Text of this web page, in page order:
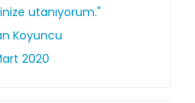
utanıyorum."
Koyuncu
2020